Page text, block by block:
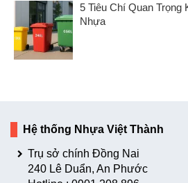
5 Tiêu Chí Quan Trọng
Nhựa
Hệ thống Nhựa Việt Thành
Trụ sở chính Đồng Nai
240 Lê Duẩn, An Phước